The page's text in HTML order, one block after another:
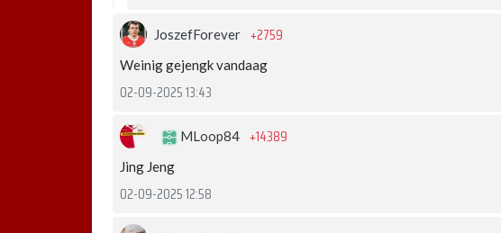
JoszefForever +2759
Weinig gejengk vandaag
02-09-2025 13:43
MLoop84 +14389
Jing Jeng
02-09-2025 12:58